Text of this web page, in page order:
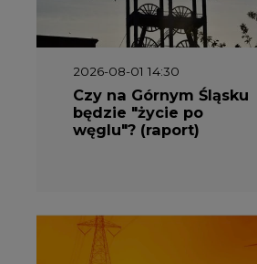
2026-08-01 14:30
Czy na Górnym Śląsku
będzie "życie po
węglu"? (raport)